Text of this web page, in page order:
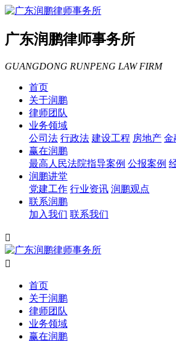
广东润鹏律师事务所
GUANGDONG RUNPENG LAW FIRM
首页
关于润鹏
律师团队
业务领域
公司法 行政法 建设工程 房地产 金
赢在润鹏
最高人民法院指导案例 公报案例
润鹏讲堂
党建工作 行业资讯 润鹏观点
联系润鹏
加入我们 联系我们


首页
关于润鹏
律师团队
业务领域
赢在润鹏